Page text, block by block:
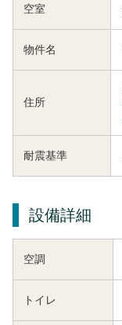
空室
物件名
住所
耐震基準
設備詳細
空調
トイレ